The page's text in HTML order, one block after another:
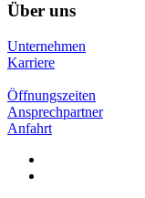
Über uns
Unternehmen
Karriere
Öffnungszeiten
Ansprechpartner
Anfahrt